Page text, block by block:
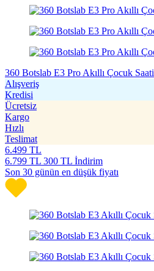
360 Botslab E3 Pro Akıllı Çocuk Saati
Alışveriş
Kredisi
Ücretsiz
Kargo
Hızlı
Teslimat
6.499 TL
6.799 TL 300 TL İndirim
Son 30 günün en düşük fiyatı